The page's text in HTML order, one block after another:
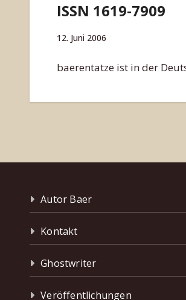
ISSN 1619-7909
12. Juni 2006
baerentatze ist in der
Autor Baer
Kontakt
Ghostwriter
Veröffentlichungen